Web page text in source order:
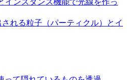
れる粒子（パーティクル）とイ